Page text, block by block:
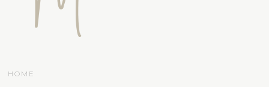
HOME